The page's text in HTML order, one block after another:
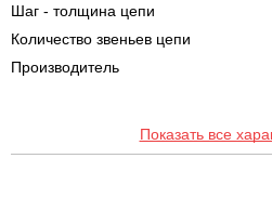
Шаг - толщина цепи
Количество звеньев цепи
Производитель
Показать все